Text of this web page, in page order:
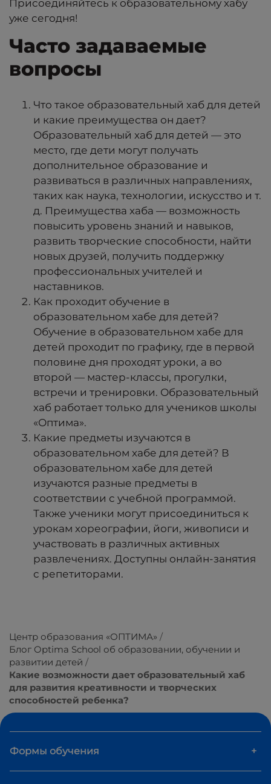
Присоединяйтесь к образовательному хабу
уже сегодня!
Часто задаваемые
вопросы
Что такое образовательный хаб для детей
и какие преимущества он дает?
Образовательный хаб для детей — это
место, где дети могут получать
дополнительное образование и
развиваться в различных направлениях,
таких как наука, технологии, искусство и т.
д. Преимущества хаба — возможность
повысить уровень знаний и навыков,
развить творческие способности, найти
новых друзей, получить поддержку
профессиональных учителей и
наставников.
Как проходит обучение в
образовательном хабе для детей?
Обучение в образовательном хабе для
детей проходит по графику, где в первой
половине дня проходят уроки, а во
второй — мастер-классы, прогулки,
встречи и тренировки. Образовательный
хаб работает только для учеников школы
«Оптима».
Какие предметы изучаются в
образовательном хабе для детей? В
образовательном хабе для детей
изучаются разные предметы в
соответствии с учебной программой.
Также ученики могут присоединиться к
урокам хореографии, йоги, живописи и
участвовать в различных активных
развлечениях. Доступны онлайн-занятия
с репетиторами.
Центр образования «ОПТИМА»
Блог Optima School об образовании, обучении и
развитии детей
Какие возможности дает образовательный хаб
для развития креативности и творческих
способностей ребенка?
Формы обучения +